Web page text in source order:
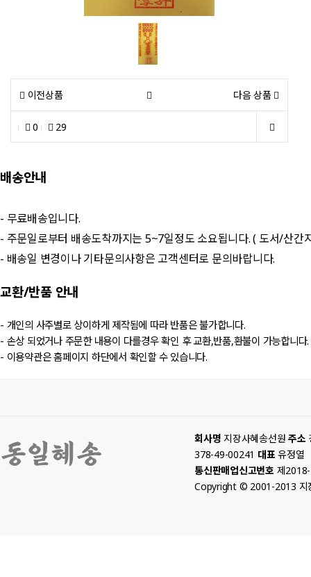
이전상품 다음 상품
0 29
배송안내
- 무료배송입니다.
- 주문일로부터 배송도착까지는 5~7일정도 소요됩니다. ( 도서/산간
- 배송일 변경이나 기타문의사항은 고객센터로 문의바랍니다.
교환/반품안내
- 개인의 사주별로 상이하게 제작됨에 따라 반품은 불가합니다.
- 손상 되었거나 주문한 내용이 다를경우 확인 후 교환,반품,환불이 가능합니다.
- 이용약관은 홈페이지 하단에서 확인할 수 있습니다.
회사명 지장사혜송선원 주소
378-49-00241 대표 유정열
통신판매업신고번호 제
Copyright © 2001-2013 지